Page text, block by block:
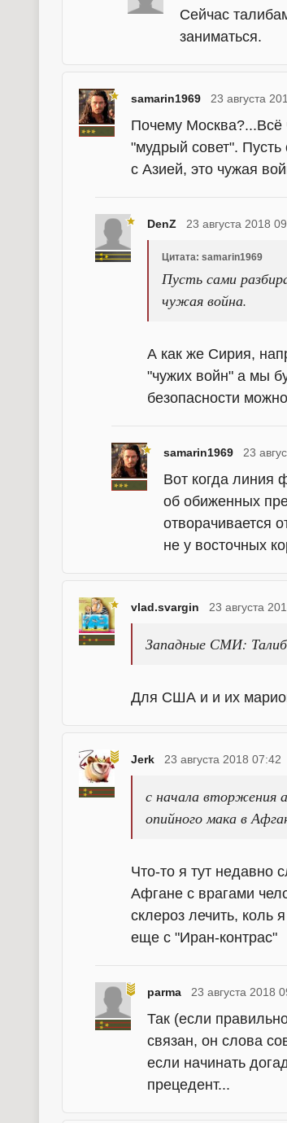
Сейчас
заниматься.
samarin1969 23 августа
Почему Москва?...Всё
"мудрый совет".
с Азией, это чужая
DenZ 23 августа 2018
Цитата: samarin1969
Пусть сами
чужая война.
А как же Сирия,
"чужих войн" а мы
безопасности
samarin1969 23
Вот когда линия
об обиженных
отворачивается
не у восточных
vlad.svargin 23 августа
Западные СМИ:
Для США и и их
Jerk 23 августа 2018 07:42
с начала вторжения
опийного мака в
Что-то я тут недавно
Афгане с врагами
склероз лечить, коль
еще с "Иран-контрас"
parma 23 августа 2018
Так (если
связан, он слова
если начинать
прецедент...